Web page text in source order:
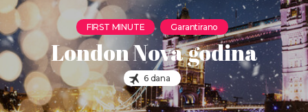
FIRST MINUTE Garantirano
London Nova godina
6 dana